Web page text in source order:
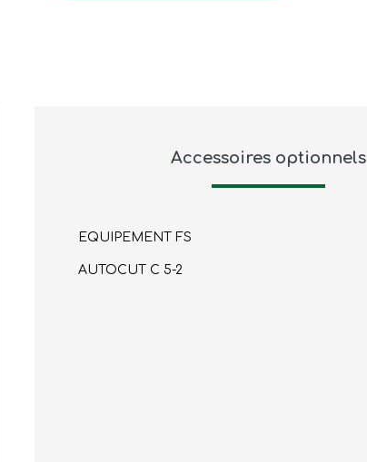
Accessoires optionnels
EQUIPEMENT FS
AUTOCUT C 5-2